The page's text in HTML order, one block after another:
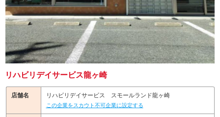
リハビリデイサービス龍ヶ崎
店舗名 リハビリデイサービス スモールランド龍ヶ崎
この企業をスカウト不可企業に設定する